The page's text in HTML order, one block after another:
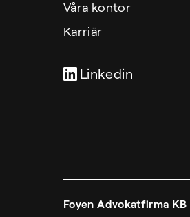
Våra kontor
Karriär
Linkedin
Foyen Advokatfirma KB